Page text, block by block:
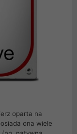
oparta na
ona wiele